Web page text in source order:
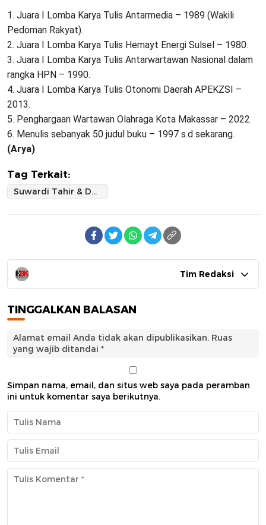
1. Juara I Lomba Karya Tulis Antarmedia – 1989 (Wakili
Pedoman Rakyat).
2. Juara I Lomba Karya Tulis Hemayt Energi Sulsel – 1980.
3. Juara I Lomba Karya Tulis Antarwartawan Nasional dalam
rangka HPN – 1990.
4. Juara I Lomba Karya Tulis Otonomi Daerah APEKZSI –
2013.
5. Penghargaan Wartawan Olahraga Kota Makassar – 2022.
6. Menulis sebanyak 50 judul buku – 1997 s.d sekarang.
(Arya)
Tag Terkait:
Suwardi Tahir & Dahlan Abubakar: Ikhtiar Mengakhiri Era Nepotisme di Tubuh PWI Sulsel
Tim Redaksi
TINGGALKAN BALASAN
Alamat email Anda tidak akan dipublikasikan. Ruas
yang wajib ditandai *
Simpan nama, email, dan situs web saya pada peramban
ini untuk komentar saya berikutnya.